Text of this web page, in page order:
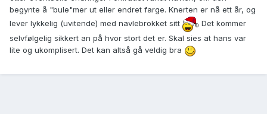
begynte å "bule"mer ut eller endret farge. Knerten er nå ett år, og
lever lykkelig (uvitende) med navlebrokket sitt
Det kommer
selvfølgelig sikkert an på hvor stort det er. Skal sies at hans var
lite og ukomplisert. Det kan altså gå veldig bra